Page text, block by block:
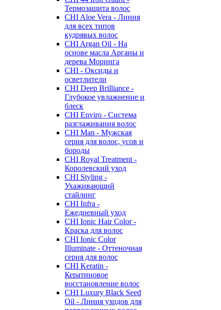
Термозащита волос
CHI Aloe Vera - Линия
для всех типов
кудрявых волос
CHI Argan Oil - На
основе масла Арганы и
дерева Моринга
CHI - Оксиды и
осветлители
CHI Deep Brilliance -
Глубокое увлажнение и
блеск
CHI Enviro - Система
разглаживания волос
CHI Man - Мужская
серия для волос, усов и
бороды
CHI Royal Treatment -
Королевский уход
CHI Styling -
Ухаживающий
стайлинг
CHI Infra -
Ежедневный уход
CHI Ionic Hair Color -
Краска для волос
CHI Ionic Color
Illuminate - Оттеночная
серия для волос
CHI Keratin -
Кератиновое
восстановление волос
CHI Luxury Black Seed
Oil - Линия уходов для